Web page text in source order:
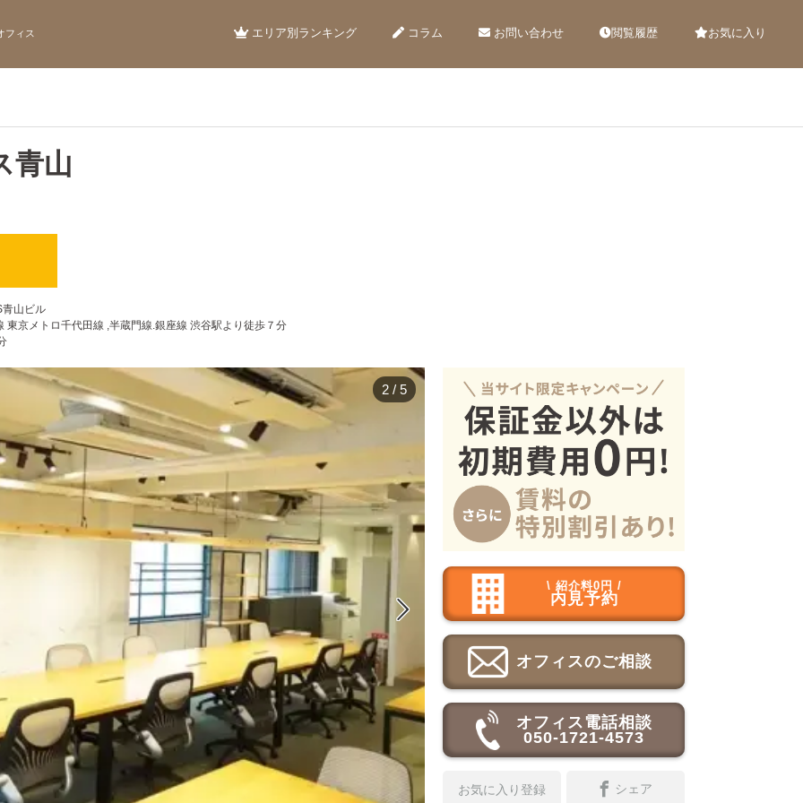
フィス エリア別ランキング コラム お問い合わせ 閲覧履歴 お気に入り
青山
山ビル
京メトロ千代田線 ,半蔵門線.銀座線 渋谷駅より徒歩７分

2 / 5
\ 紹介料0円 /
内見予約
オフィスのご相談
オフィス電話相談
050-1721-4573
お気に入り登録 シェア